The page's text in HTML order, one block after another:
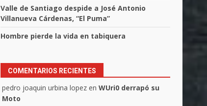
Valle de Santiago despide a José Antonio
Villanueva Cárdenas, “El Puma”
Hombre pierde la vida en tabiquera
COMENTARIOS RECIENTES
pedro joaquin urbina lopez enWUri0 derrapó su
Moto